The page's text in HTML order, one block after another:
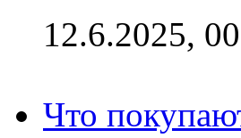
12.6.2025,
Что